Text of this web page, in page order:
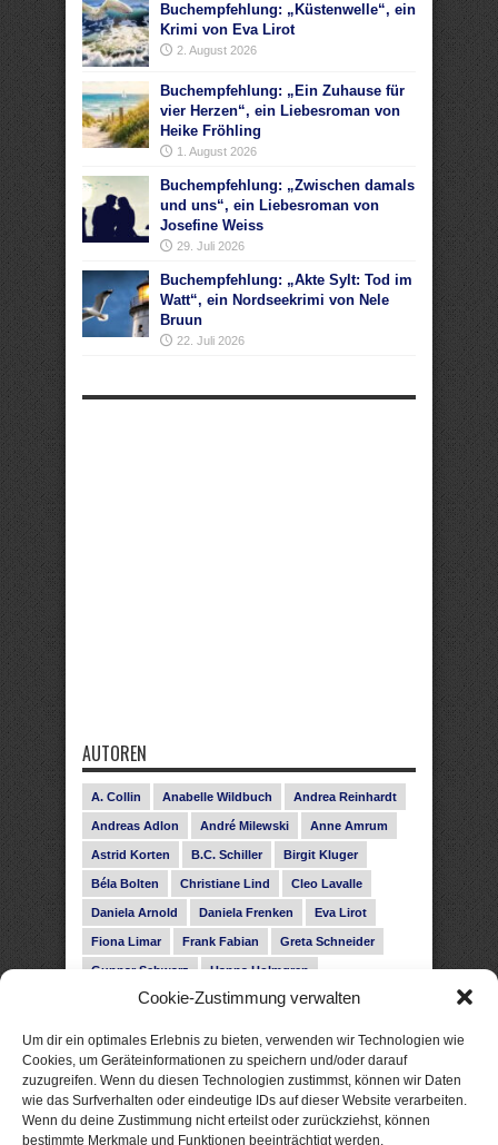
Cookie-Zustimmung verwalten
Um dir ein optimales Erlebnis zu bieten, verwenden wir Technologien wie
Cookies, um Geräteinformationen zu speichern und/oder darauf
zuzugreifen. Wenn du diesen Technologien zustimmst, können wir Daten
wie das Surfverhalten oder eindeutige IDs auf dieser Website verarbeiten.
Wenn du deine Zustimmung nicht erteilst oder zurückziehst, können
bestimmte Merkmale und Funktionen beeinträchtigt werden.
Buchempfehlung: „Küstenwelle“, ein
Krimi von Eva Lirot
2. August 2026
Buchempfehlung: „Ein Zuhause für
vier Herzen“, ein Liebesroman von
Heike Fröhling
1. August 2026
Buchempfehlung: „Zwischen damals
und uns“, ein Liebesroman von
Josefine Weiss
29. Juli 2026
Buchempfehlung: „Akte Sylt: Tod im
Watt“, ein Nordseekrimi von Nele
Bruun
22. Juli 2026
AUTOREN
A. Collin Anabelle Wildbuch Andrea Reinhardt
Andreas Adlon André Milewski Anne Amrum
Astrid Korten B.C. Schiller Birgit Kluger
Béla Bolten Christiane Lind Cleo Lavalle
Daniela Arnold Daniela Frenken Eva Lirot
Fiona Limar Frank Fabian Greta Schneider
Gunnar Schwarz Hanna Holmgren
Heike Fröhling Ina Glahe Ivo Pala J. Vellguth
Leonie Haubrich Lilly Labord Livia Pipes
Malin Blunk Marcus Hünnebeck Martin Krist
Melisa Schwermer Nele Bruun Nika Lubitsch